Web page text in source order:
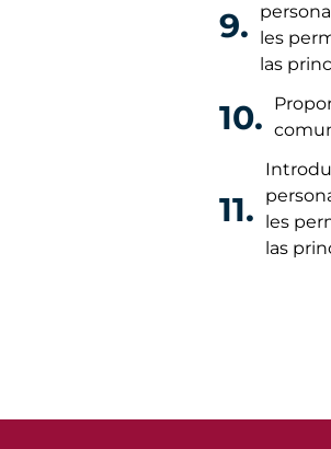
9.
les
las
10.
11.
les
las